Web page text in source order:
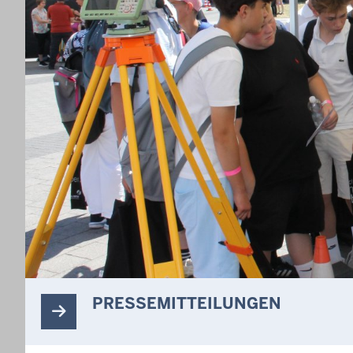
PRESSEMITTEILUNGEN